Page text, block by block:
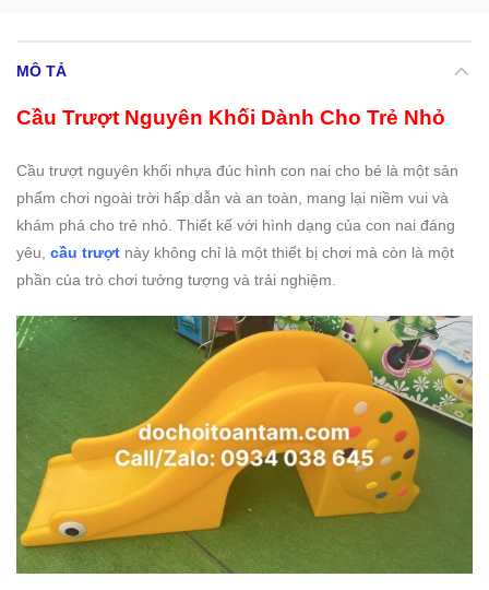
MÔ TẢ
Cầu Trượt Nguyên Khối Dành Cho Trẻ Nhỏ
Cầu trượt nguyên khối nhựa đúc hình con nai cho bé là một sản
phẩm chơi ngoài trời hấp dẫn và an toàn, mang lại niềm vui và
khám phá cho trẻ nhỏ. Thiết kế với hình dạng của con nai đáng
yêu, cầu trượt này không chỉ là một thiết bị chơi mà còn là một
phần của trò chơi tưởng tượng và trải nghiệm.